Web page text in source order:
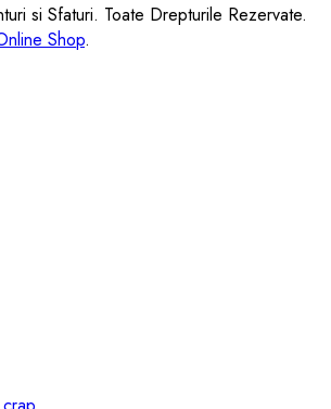
si Sfaturi. Toate Drepturile Rezervate.
Shop.